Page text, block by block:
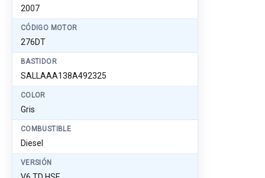
2007
CÓDIGO MOTOR
276DT
BASTIDOR
SALLAAA138A492325
COLOR
Gris
COMBUSTIBLE
Diesel
VERSIÓN